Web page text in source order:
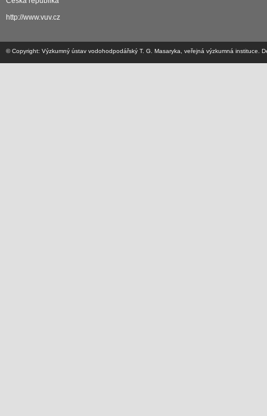
http://www.vuv.cz
© Copyright: Výzkumný ústav vodohodpodářský T. G. Masaryka, veřejná výzkumná instituce.